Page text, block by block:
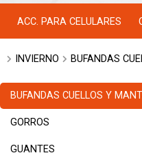
ACC. PARA CELULARES
INVIERNO BUFANDAS
BUFANDAS CUELLOS Y
GORROS
GUANTES